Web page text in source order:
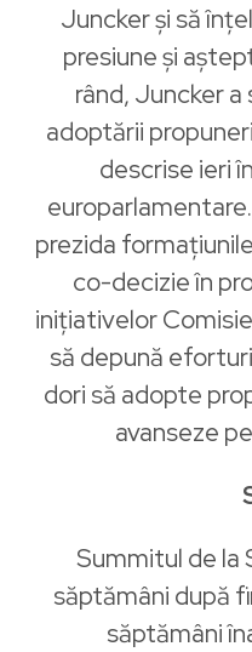
Juncker și să
presiune și
rând, Juncker
adoptării
descrise ieri
prezida
co-decizie în
inițiativelor
să depună
dori să adopte
avanseze
Summitul de la
săptămâni după
săptămâni